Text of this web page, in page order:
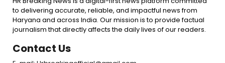
to delivering accurate, reliable, and impactful news from
Haryana and across India. Our mission is to provide factual
journalism that directly affects the daily lives of our readers.
Contact Us